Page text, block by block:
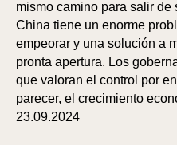
mismo camino para salir de
China tiene un enorme
empeorar y una solución a
pronta apertura. Los
que valoran el control por
parecer, el crecimiento
23.09.2024